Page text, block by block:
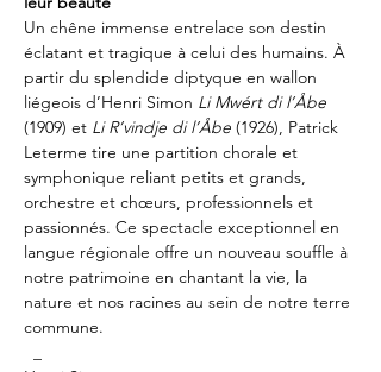
Un chêne immense entrelace son destin
éclatant et tragique à celui des humains. À
partir du splendide diptyque en wallon
liégeois d’Henri Simon Li Mwért di l’Åbe
(1909) et Li R’vindje di l’Åbe (1926), Patrick
Leterme tire une partition chorale et
symphonique reliant petits et grands,
orchestre et chœurs, professionnels et
passionnés. Ce spectacle exceptionnel en
langue régionale offre un nouveau souffle à
notre patrimoine en chantant la vie, la
nature et nos racines au sein de notre terre
commune.